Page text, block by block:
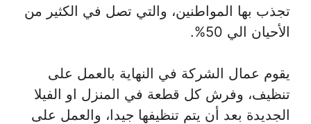
تجذب بها المواطنين، والتي تصل في الكثير من
الأحيان الي 50%.
يقوم عمال الشركة في النهاية بالعمل على
تنظيف، وفرش كل قطعة في المنزل او الفيلا
الجديدة بعد أن يتم تنظيفها جيدا، والعمل على